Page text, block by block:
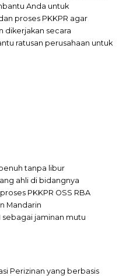
Anda untuk
proses PKKPR agar
dikerjakan secara
ratusan perusahaan untuk
tanpa libur
ahli di bidangnya
PKKPR OSS RBA
Mandarin
sebagai jaminan mutu
Perizinan yang berbasis